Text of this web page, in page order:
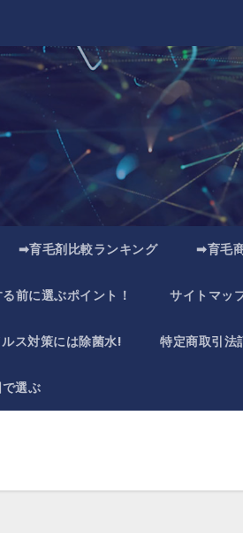
➡育毛剤比較ランキング ➡育毛
前に選ぶポイント！ サイトマッ
ス対策には除菌水! 特定商取引法
選ぶ